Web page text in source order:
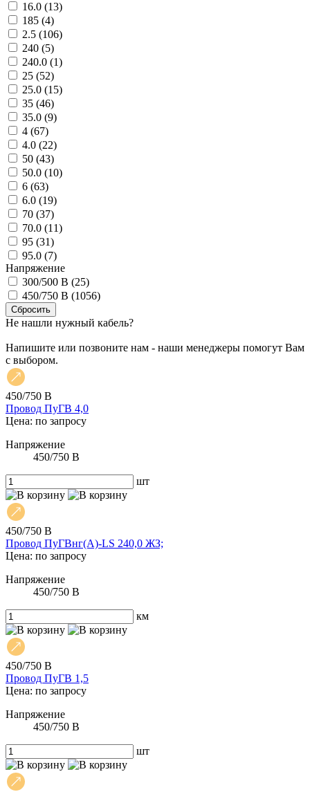
16.0 (13)
185 (4)
2.5 (106)
240 (5)
240.0 (1)
25 (52)
25.0 (15)
35 (46)
35.0 (9)
4 (67)
4.0 (22)
50 (43)
50.0 (10)
6 (63)
6.0 (19)
70 (37)
70.0 (11)
95 (31)
95.0 (7)
Напряжение
300/500 В (25)
450/750 В (1056)
Не нашли нужный кабель?
Напишите или позвоните нам - наши менеджеры помогут Вам
с выбором.
450/750 В
Провод ПуГВ 4,0
Цена: по запросу
Напряжение
450/750 В
шт
450/750 В
Провод ПуГВнг(А)-LS 240,0 ЖЗ;
Цена: по запросу
Напряжение
450/750 В
км
450/750 В
Провод ПуГВ 1,5
Цена: по запросу
Напряжение
450/750 В
шт